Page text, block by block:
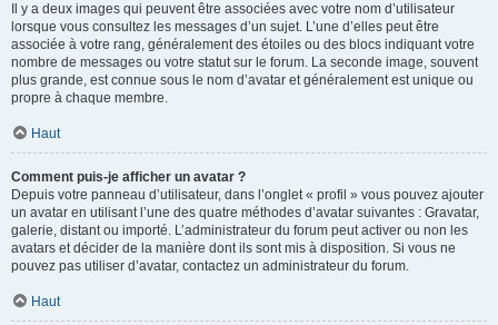
Il y a deux images qui peuvent être associées avec votre nom d’utilisateur
lorsque vous consultez les messages d’un sujet. L’une d’elles peut être
associée à votre rang, généralement des étoiles ou des blocs indiquant votre
nombre de messages ou votre statut sur le forum. La seconde image, souvent
plus grande, est connue sous le nom d’avatar et généralement est unique ou
propre à chaque membre.
Haut
Comment puis-je afficher un avatar ?
Depuis votre panneau d’utilisateur, dans l’onglet « profil » vous pouvez ajouter
un avatar en utilisant l’une des quatre méthodes d’avatar suivantes : Gravatar,
galerie, distant ou importé. L’administrateur du forum peut activer ou non les
avatars et décider de la manière dont ils sont mis à disposition. Si vous ne
pouvez pas utiliser d’avatar, contactez un administrateur du forum.
Haut